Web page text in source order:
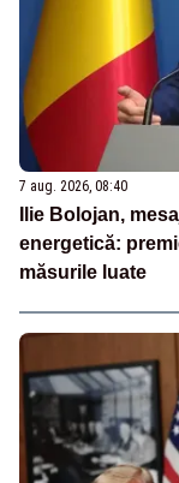
7 aug. 2026, 08:40
Ilie Bolojan,
energetică:
măsurile luate